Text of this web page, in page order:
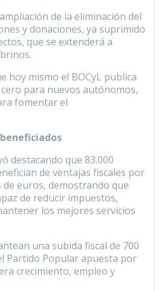
de la eliminación del
y donaciones, ya suprimido
que se extenderá a
hoy mismo el BOCyL publica
para nuevos autónomos,
fomentar el
destacando que 83.000
de ventajas fiscales por
euros, demostrando que
de reducir impuestos,
los mejores servicios
una subida fiscal de 700
Partido Popular apuesta por
crecimiento, empleo y